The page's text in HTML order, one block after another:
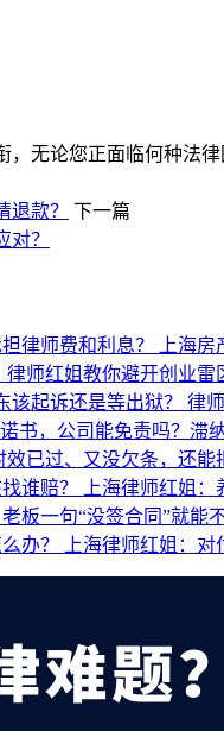
无论您正面临何种法
退款？
下一篇
？
律师费和利息？
上海
律师红姐教你避开创业雷
该起诉还是等出狱？ 律
书，公司能免责吗？滞
已过、又没欠条，还能
谁赔？
上海律师红姐：
板一句“没签合同”就能
办？
上海律师红姐：